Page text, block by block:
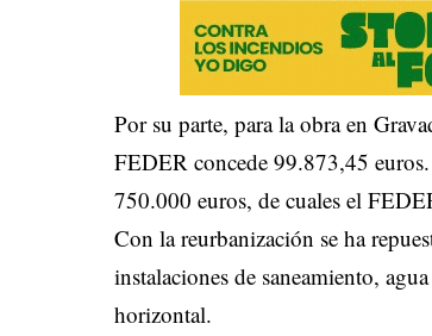
Por su parte, para la obra en
FEDER concede 99.873,45
750.000 euros, de cuales el
Con la reurbanización se ha
instalaciones de saneamiento,
horizontal.